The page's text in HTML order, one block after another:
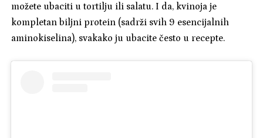
možete ubaciti u tortilju ili salatu. I da, kvinoja je
kompletan biljni protein (sadrži svih 9 esencijalnih
aminokiselina), svakako ju ubacite često u recepte.